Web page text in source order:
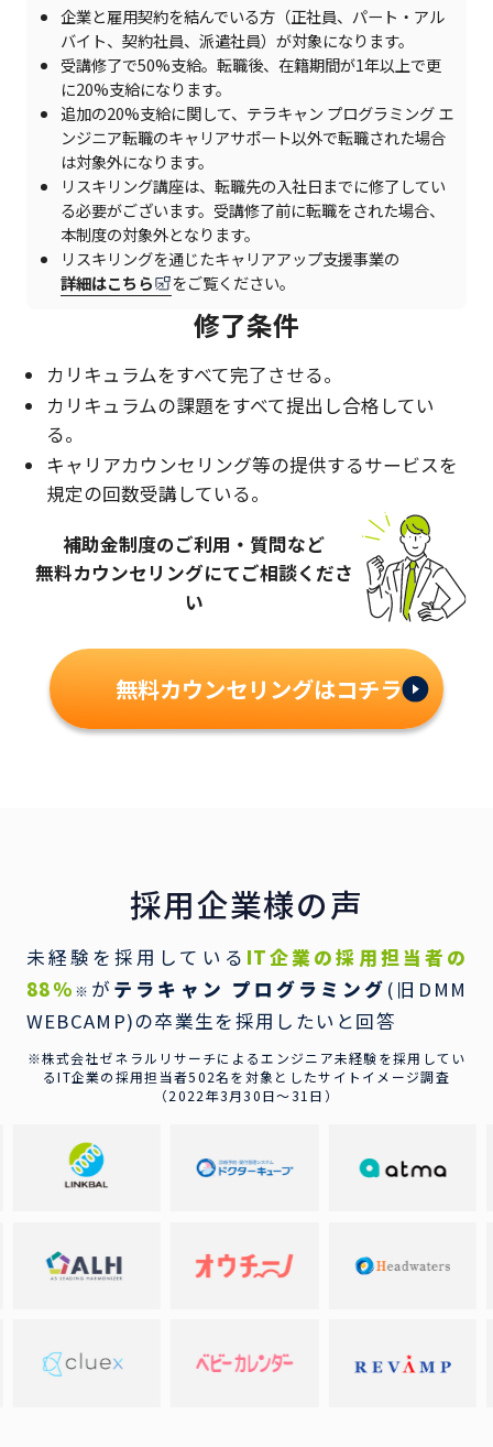
企業と雇用契約を結んでいる方（正社員、パート・アル
バイト、契約社員、派遣社員）が対象になります。
受講修了で50%支給。転職後、在籍期間が1年以上で更
に20%支給になります。
追加の20%支給に関して、テラキャン プログラミング エ
ンジニア転職のキャリアサポート以外で転職された場合
は対象外になります。
リスキリング講座は、転職先の入社日までに修了してい
る必要がございます。受講修了前に転職をされた場合、
本制度の対象外となります。
リスキリングを通じたキャリアアップ支援事業の
詳細はこちら
をご覧ください。
修了条件
カリキュラムをすべて完了させる。
カリキュラムの課題をすべて提出し合格してい
る。
キャリアカウンセリング等の提供するサービスを
規定の回数受講している。
補助金制度のご利用・質問など
無料カウンセリングにてご相談くださ
い
無料カウンセリングはコチラ
採用企業様の声
未経験を採用している IT企業の採用担当者の
88％ ※ が テラキャン プログラミング (旧DMM
WEBCAMP)の卒業生を採用したいと回答
※株式会社ゼネラルリサーチによるエンジニア未経験を採用してい
るIT企業の採用担当者502名を対象としたサイトイメージ調査
（2022年3月30日〜31日）